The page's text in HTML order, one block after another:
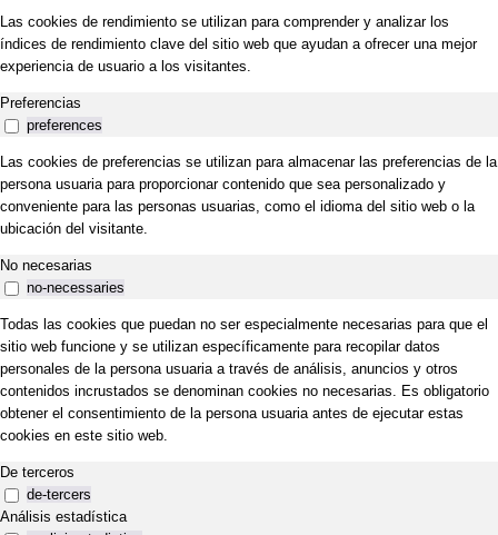
Las cookies de rendimiento se utilizan para comprender y analizar los
índices de rendimiento clave del sitio web que ayudan a ofrecer una mejor
experiencia de usuario a los visitantes.
Preferencias
preferences
Las cookies de preferencias se utilizan para almacenar las preferencias de la
persona usuaria para proporcionar contenido que sea personalizado y
conveniente para las personas usuarias, como el idioma del sitio web o la
ubicación del visitante.
No necesarias
no-necessaries
Todas las cookies que puedan no ser especialmente necesarias para que el
sitio web funcione y se utilizan específicamente para recopilar datos
personales de la persona usuaria a través de análisis, anuncios y otros
contenidos incrustados se denominan cookies no necesarias. Es obligatorio
obtener el consentimiento de la persona usuaria antes de ejecutar estas
cookies en este sitio web.
De terceros
de-tercers
Análisis estadística